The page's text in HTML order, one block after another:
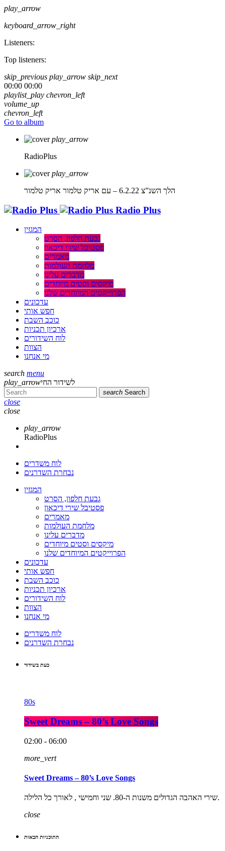
play_arrow
keyboard_arrow_right
Listeners:
Top listeners:
skip_previous play_arrow skip_next
00:00 00:00
playlist_play chevron_left
volume_up
chevron_left
Go to album
play_arrow
RadioPlus
play_arrow
הלך השנ”צ 6.2.22 – עם אריק טלמור
אריק טלמור
Radio Plus
המגזין
גבעת חלפון, הסרט
פסטיבל שירי דיכאון
מאמרים
מלחמת העולמות
מדברים עלינו
מיקסים וסטים מיוחדים
הפרוייקטים המיוחדים שלנו
עדכונים
חפש אותי
כוכב השבת
ארכיון תכניות
לוח השידורים
הצוות
מי אנחנו
search menu
play_arrowלשידור החי
search Search
close
close
play_arrow
RadioPlus
לוח משדרים
נבחרת השדרנים
המגזין
גבעת חלפון, הסרט
פסטיבל שירי דיכאון
מאמרים
מלחמת העולמות
מדברים עלינו
מיקסים וסטים מיוחדים
הפרוייקטים המיוחדים שלנו
עדכונים
חפש אותי
כוכב השבת
ארכיון תכניות
לוח השידורים
הצוות
מי אנחנו
לוח משדרים
נבחרת השדרנים
כעת בשידור
80s
Sweet Dreams – 80’s Love Songs
02:00 - 06:00
more_vert
Sweet Dreams – 80’s Love Songs
שירי האהבה הגדולים משנות ה-80. שני וחמישי , לאורך כל הלילה.
close
התוכניות הבאות